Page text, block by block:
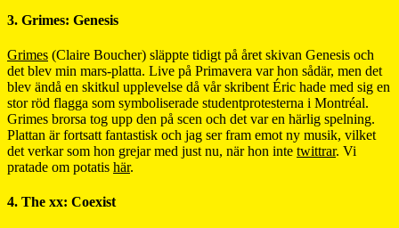
3. Grimes: Genesis
Grimes (Claire Boucher) släppte tidigt på året skivan Genesis och
det blev min mars-platta. Live på Primavera var hon sådär, men det
blev ändå en skitkul upplevelse då vår skribent Éric hade med sig en
stor röd flagga som symboliserade studentprotesterna i Montréal.
Grimes brorsa tog upp den på scen och det var en härlig spelning.
Plattan är fortsatt fantastisk och jag ser fram emot ny musik, vilket
det verkar som hon grejar med just nu, när hon inte twittrar. Vi
pratade om potatis här.
4. The xx: Coexist